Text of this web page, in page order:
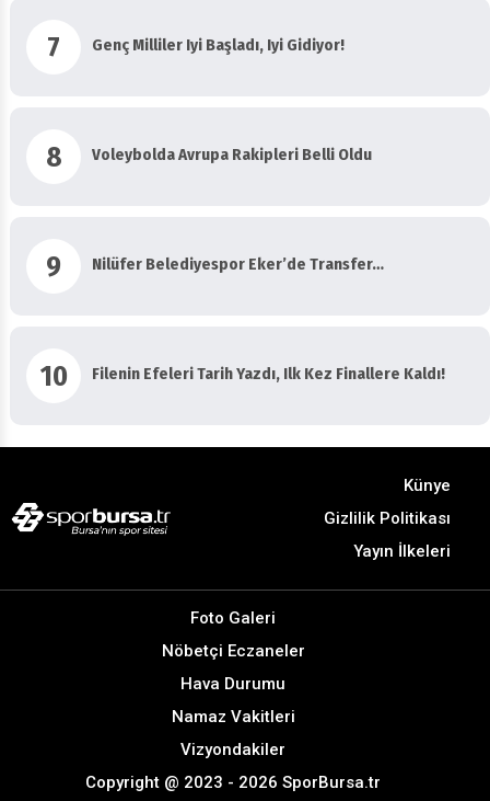
7 Genç Milliler Iyi Başladı, Iyi Gidiyor!
8 Voleybolda Avrupa Rakipleri Belli Oldu
9 Nilüfer Belediyespor Eker’de Transfer…
10 Filenin Efeleri Tarih Yazdı, Ilk Kez Finallere Kaldı!
Künye
Yayın İlkeleri
Nöbetçi Eczaneler
Vizyondakiler
Copyright @ 2023 - 2026 SporBursa.tr